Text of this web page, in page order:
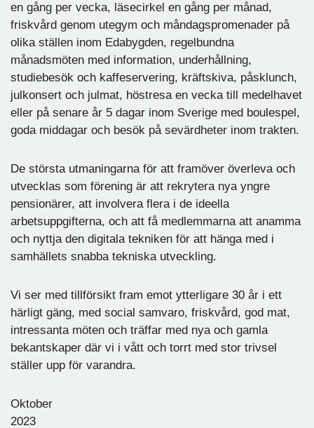
en gång per vecka, läsecirkel en gång per månad,
friskvård genom utegym och måndagspromenader på
olika ställen inom Edabygden, regelbundna
månadsmöten med information, underhållning,
studiebesök och kaffeservering, kräftskiva, påsklunch,
julkonsert och julmat, höstresa en vecka till medelhavet
eller på senare år 5 dagar inom Sverige med boulespel,
goda middagar och besök på sevärdheter inom trakten.
De största utmaningarna för att framöver överleva och
utvecklas som förening är att rekrytera nya yngre
pensionärer, att involvera flera i de ideella
arbetsuppgifterna, och att få medlemmarna att anamma
och nyttja den digitala tekniken för att hänga med i
samhällets snabba tekniska utveckling.
Vi ser med tillförsikt fram emot ytterligare 30 år i ett
härligt gäng, med social samvaro, friskvård, god mat,
intressanta möten och träffar med nya och gamla
bekantskaper där vi i vått och torrt med stor trivsel
ställer upp för varandra.
Oktober